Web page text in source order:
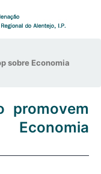
sobre Economia
promovem